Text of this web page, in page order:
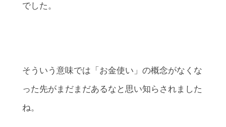
でした。
そういう意味では「お金使い」の概念がなくな
った先がまだまだあるなと思い知らされました
ね。